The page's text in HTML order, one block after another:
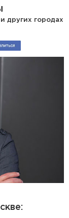
других городах